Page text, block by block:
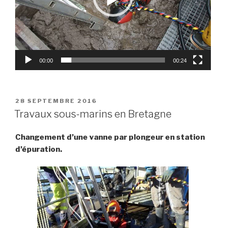
00:00 00:24
PUBLIÉ
LE
28 SEPTEMBRE 2016
Travaux sous-marins en Bretagne
Changement d’une vanne par plongeur en station
d’épuration.